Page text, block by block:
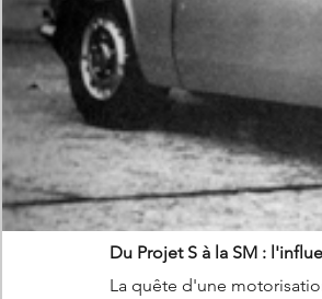
Du Projet S à la SM :
La quête d'une